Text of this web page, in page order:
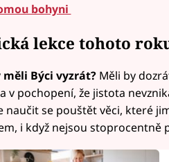
bohyni
lekce tohoto
měli Býci vyzrát? Měli by
v pochopení, že jistota
naučit se pouštět věci, které
i když nejsou stoprocentně